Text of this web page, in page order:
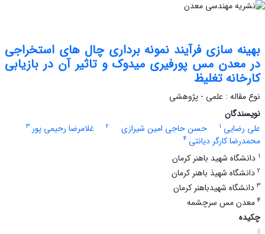
بهینه سازی فرآیند نمونه برداری چال های استخراجی
در معدن مس پورفیری میدوک و تاثیر آن در بازیابی
کارخانه تغلیظ
نوع مقاله : علمی - پژوهشی
نویسندگان
علی رضایی 1 حسن حاجی امین شیرازی 2 غلامرضا رحیمی پور 3
محمدرضا کارگر دیانتی 4
1 دانشگاه شهید باهنر کرمان
2 دانشگاه شهیذ باهنر کرمان
3 دانشگاه شهیدباهنر کرمان
4 معدن مس سرچشمه
چکیده